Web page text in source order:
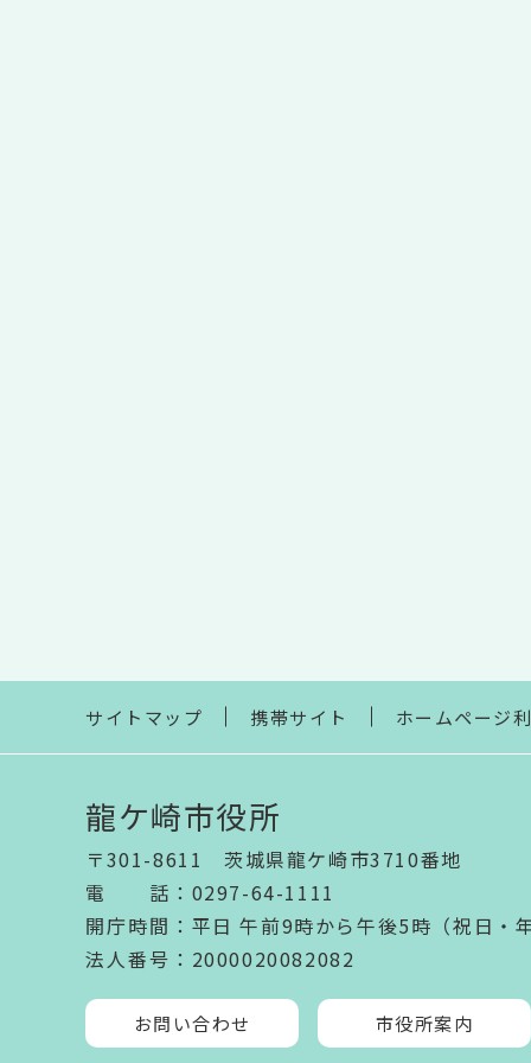
サイトマップ 携帯サイト ホームページ
龍ケ崎市役所
〒301-8611 茨城県龍ケ崎市3710番地
電話 ： 0297-64-1111
開庁時間 ： 平日 午前9時から午後5時（祝日・
法人番号 ：2000020082082
お問い合わせ 市役所案内